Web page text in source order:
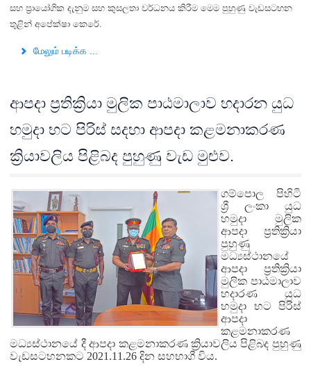
සහ ප්‍රායෝගික දැනුම සහ කුසලතා වර්ධනය කිරීම මෙම පුහුණු වැඩසටහන
තුළින් අපේක්ෂා කෙරේ.
மேலும் படிக்க ...
ආපදා ප්‍රතික්‍රියා මුලික පාඨමාලාව හදාරන යුධ
හමුදා භට පිරිස් සදහා ආපදා කළමනාකරණ
ක්‍රියාවලිය පිළිබද පුහුණු වැඩ මුළුව.
ගම්පොල පිහිටි
ශ්‍රී ලංකා යුධ
හමුදා මුලික
ආපදා ප්‍රතික්‍රියා
පුහුණු
මධ්‍යස්ථානයේ
ආපදා ප්‍රතික්‍රියා
මුලික පාඨමාලාව
හදාරණ යුධ
හමුදා භට පිරිස්
ආපදා
කළමනාකරණ
මධ්‍යස්ථානයේ දී ආපදා කළමනාකරණ ක්‍රියාවලිය පිළිබද පුහුණු
වැඩසටහනකට 2021.11.26 දින සහභාගී විය.